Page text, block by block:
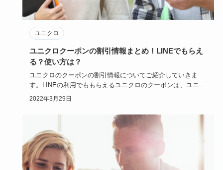
ユニクロ
ユニクロクーポンの割引情報まとめ！LINEでもらえ
る？使い方は？
ユニクロのクーポンの割引情報についてご紹介していきま
す。LINEの利用でももらえるユニクロのクーポンは、ユニク
ロでのお買い…
2022年3月29日